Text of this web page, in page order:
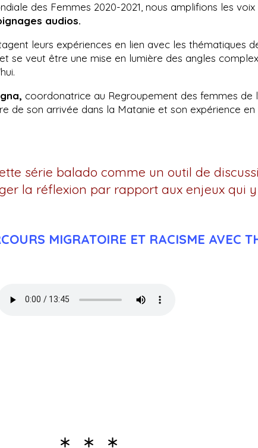
des Femmes 2020-2021, nous amplifions les
audios.
leurs expériences en lien avec les thématiques
se veut être une mise en lumière des angles
coordonatrice au Regroupement des femmes de
de son arrivée dans la Matanie et son expérience
série balado comme un outil de
la réflexion par rapport aux enjeux qui
MIGRATOIRE ET RACISME AVEC
  